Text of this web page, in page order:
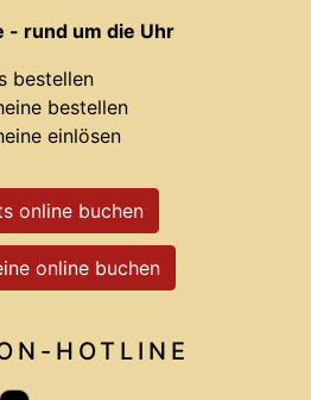
- rund um die Uhr
bestellen
bestellen
einlösen
online buchen
online buchen
HOTLINE